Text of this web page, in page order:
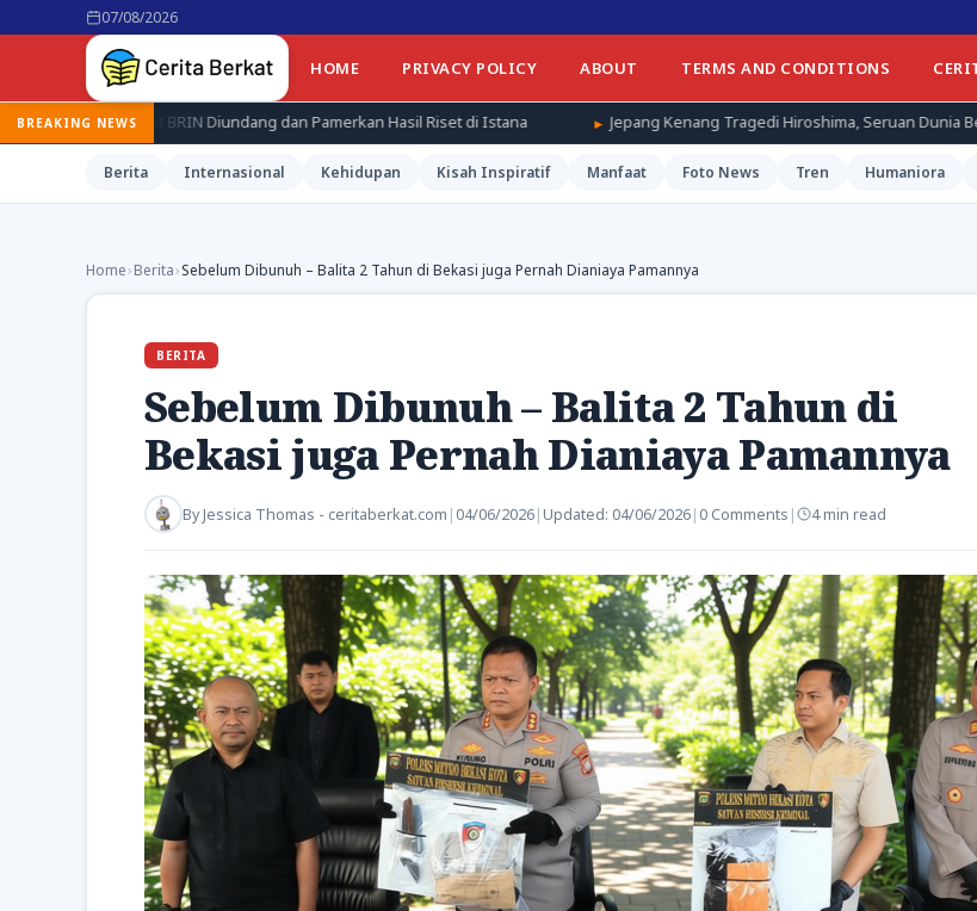
07/08/2026
HOME PRIVACY POLICY ABOUT TERMS AND CONDITIONS
BREAKING NEWS
BRIN Diundang dan Pamerkan Hasil Riset di Istana Jepang Kenang Tragedi Hiroshima, Seruan Dunia Bebas Senjata Nuklir
Berita Internasional Kehidupan Kisah Inspiratif Manfaat Foto News Tren Humaniora
Home›Berita›Sebelum Dibunuh – Balita 2 Tahun di Bekasi juga Pernah Dianiaya Pamannya
BERITA
Sebelum Dibunuh – Balita 2 Tahun di
Bekasi juga Pernah Dianiaya Pamannya
ByJessica Thomas - ceritaberkat.com | 04/06/2026| Updated: 04/06/2026| 0 Comments | 4 min read